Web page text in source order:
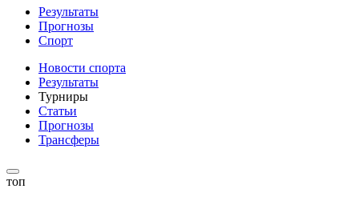
Результаты
Прогнозы
Спорт
Новости спорта
Результаты
Турниры
Статьи
Прогнозы
Трансферы
топ